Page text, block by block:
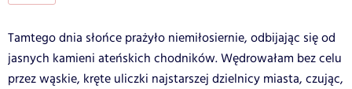
Tamtego dnia słońce prażyło niemiłosiernie, odbijając się od
jasnych kamieni ateńskich chodników. Wędrowałam bez celu
przez wąskie, kręte uliczki najstarszej dzielnicy miasta, czując,